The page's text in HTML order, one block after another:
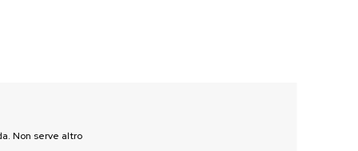
Non serve altro